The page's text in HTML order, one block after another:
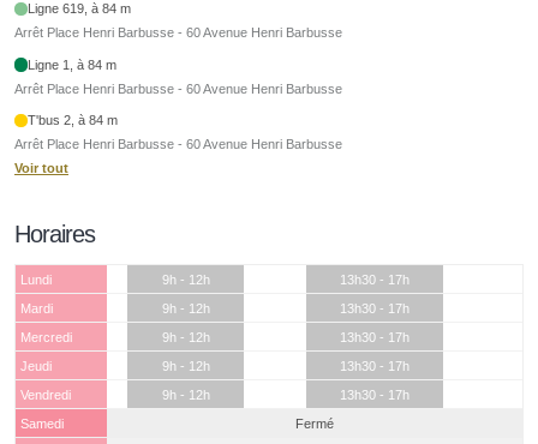
Ligne 619, à 84 m
Arrêt Place Henri Barbusse - 60 Avenue Henri Barbusse
Ligne 1, à 84 m
Arrêt Place Henri Barbusse - 60 Avenue Henri Barbusse
T'bus 2, à 84 m
Arrêt Place Henri Barbusse - 60 Avenue Henri Barbusse
Voir tout
Horaires
Lundi 9h - 12h
13h30 - 17h
Mardi
9h - 12h
13h30 - 17h
Mercredi
9h - 12h
13h30 - 17h
Jeudi
9h - 12h
13h30 - 17h
Vendredi
9h - 12h
13h30 - 17h
Samedi
Fermé